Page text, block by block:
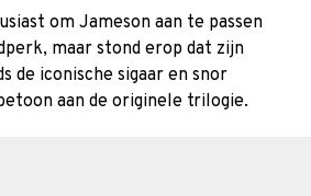
om Jameson aan te passen
maar stond erop dat zijn
de iconische sigaar en snor
aan de originele trilogie.